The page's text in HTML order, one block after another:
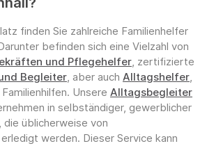
finden Sie zahlreiche Familienhelfer
befinden sich eine Vielzahl von
und Pflegehelfer, zertifizierte
Begleiter, aber auch Alltagshelfer,
Unsere Alltagsbegleiter
in selbständiger, gewerblicher
üblicherweise von
werden. Dieser Service kann